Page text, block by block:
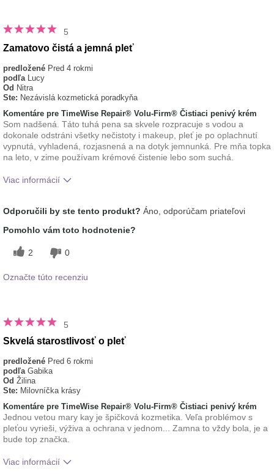
5
Zamatovo čistá a jemná pleť
predložené Pred 4 rokmi
podľa Lucy
Od Nitra
Ste: Nezávislá kozmetická poradkyňa
Komentáre pre TimeWise Repair® Volu-Firm® Čistiaci penivý krém
Som nadšená. Táto tuhá pena sa skvele rozpracuje s vodou a
dokonale odstráni všetky nečistoty i makeup, pleť je po oplachnutí
vypnutá, vyhladená, rozjasnená a na dotyk jemnunká. Pre mňa topka
na leto, v zime používam krémové čistenie lebo som suchá.
Viac informácií
používaním tohto prípravku?
pocit na pokožke
Odporučili by ste tento produkt? Áno, odporúčam priateľovi
Pomohlo vám toto hodnotenie?
2 0
Označte túto recenziu
5
Skvelá starostlivosť o pleť
predložené Pred 6 rokmi
podľa Gabika
Od Žilina
Ste: Milovníčka krásy
Komentáre pre TimeWise Repair® Volu-Firm® Čistiaci penivý krém
Jednou vetou mary kay je špičková kozmetika. Veľa problémov s
pleťou vyrieši, výživa a ochrana v jednom... Zamna to vždy bola, je a
bude top značka.
Viac informácií